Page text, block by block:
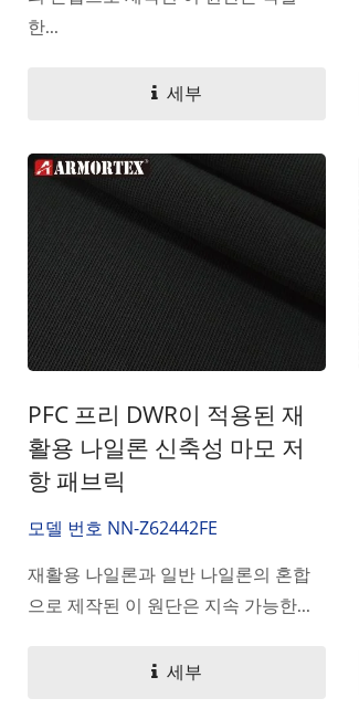
한...
세부
PFC 프리 DWR이 적용된 재
활용 나일론 신축성 마모 저
항 패브릭
모델 번호 NN-Z62442FE
재활용 나일론과 일반 나일론의 혼합
으로 제작된 이 원단은 지속 가능한...
세부